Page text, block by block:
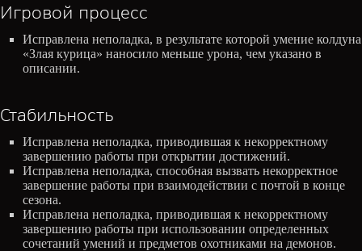
Игровой процесс
Исправлена неполадка, в результате которой умение колдуна
«Злая курица» наносило меньше урона, чем указано в
описании.
Стабильность
Исправлена неполадка, приводившая к некорректному
завершению работы при открытии достижений.
Исправлена неполадка, способная вызвать некорректное
завершение работы при взаимодействии с почтой в конце
сезона.
Исправлена неполадка, приводившая к некорректному
завершению работы при использовании определенных
сочетаний умений и предметов охотниками на демонов.